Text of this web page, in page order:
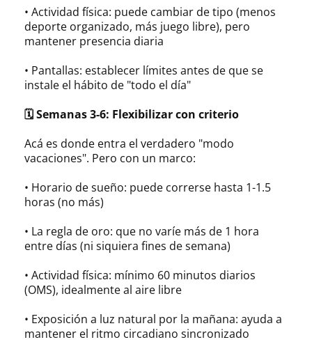
• Actividad física: puede cambiar de tipo (menos
deporte organizado, más juego libre), pero
mantener presencia diaria
• Pantallas: establecer límites antes de que se
instale el hábito de "todo el día"
🗓 Semanas 3-6: Flexibilizar con criterio
Acá es donde entra el verdadero "modo
vacaciones". Pero con un marco:
• Horario de sueño: puede correrse hasta 1-1.5
horas (no más)
• La regla de oro: que no varíe más de 1 hora
entre días (ni siquiera fines de semana)
• Actividad física: mínimo 60 minutos diarios
(OMS), idealmente al aire libre
• Exposición a luz natural por la mañana: ayuda a
mantener el ritmo circadiano sincronizado